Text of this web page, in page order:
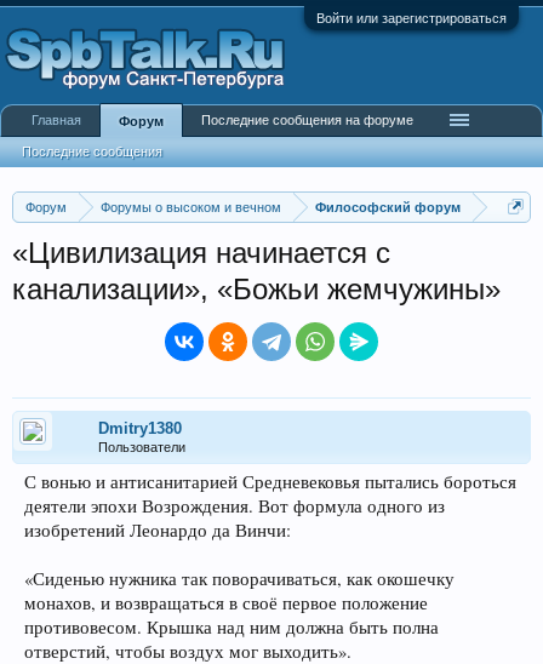
Войти или зарегистрироваться
Форум Форумы о высоком и вечном Философский форум
«Цивилизация начинается с
канализации», «Божьи жемчужины»
Dmitry1380
Пользователи
С вонью и антисанитарией Средневековья пытались бороться
деятели эпохи Возрождения. Вот формула одного из
изобретений Леонардо да Винчи:
«Сиденью нужника так поворачиваться, как окошечку
монахов, и возвращаться в своё первое положение
противовесом. Крышка над ним должна быть полна
отверстий, чтобы воздух мог выходить».
Главная Форум
Последние сообщения
Последние сообщения на форуме